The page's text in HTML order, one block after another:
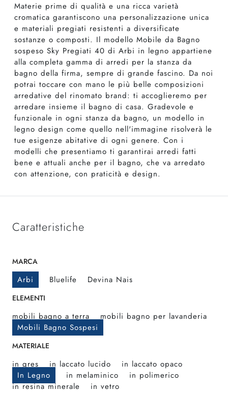
Materie prime di qualità e una ricca varietà
cromatica garantiscono una personalizzazione unica
e materiali pregiati resistenti a diversificate
sostanze o composti. Il modello Mobile da Bagno
sospeso Sky Pregiati 40 di Arbi in legno appartiene
alla completa gamma di arredi per la stanza da
bagno della firma, sempre di grande fascino. Da noi
potrai toccare con mano le più belle composizioni
arredative del rinomato brand: ti accoglieremo per
arredare insieme il bagno di casa. Gradevole e
funzionale in ogni stanza da bagno, un modello in
legno design come quello nell'immagine risolverà le
tue esigenze abitative di ogni genere. Con i
modelli che presentiamo ti garantirai arredi fatti
bene e attuali anche per il bagno, che va arredato
con attenzione, con praticità e design.
Caratteristiche
MARCA
Arbi Bluelife Devina Nais
ELEMENTI
mobili bagno a terra
mobili bagno per lavanderia
Mobili Bagno Sospesi
MATERIALE
in gres in laccato lucido
in laccato opaco
In Legno
in melaminico
in polimerico
in resina minerale
in vetro